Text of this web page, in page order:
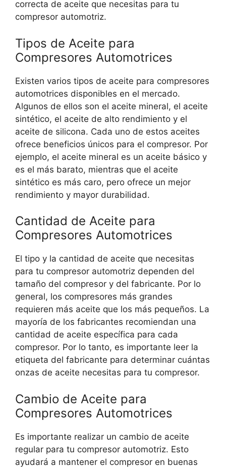
correcta de aceite que necesitas para tu
compresor automotriz.
Tipos de Aceite para
Compresores Automotrices
Existen varios tipos de aceite para compresores
automotrices disponibles en el mercado.
Algunos de ellos son el aceite mineral, el aceite
sintético, el aceite de alto rendimiento y el
aceite de silicona. Cada uno de estos aceites
ofrece beneficios únicos para el compresor. Por
ejemplo, el aceite mineral es un aceite básico y
es el más barato, mientras que el aceite
sintético es más caro, pero ofrece un mejor
rendimiento y mayor durabilidad.
Cantidad de Aceite para
Compresores Automotrices
El tipo y la cantidad de aceite que necesitas
para tu compresor automotriz dependen del
tamaño del compresor y del fabricante. Por lo
general, los compresores más grandes
requieren más aceite que los más pequeños. La
mayoría de los fabricantes recomiendan una
cantidad de aceite específica para cada
compresor. Por lo tanto, es importante leer la
etiqueta del fabricante para determinar cuántas
onzas de aceite necesitas para tu compresor.
Cambio de Aceite para
Compresores Automotrices
Es importante realizar un cambio de aceite
regular para tu compresor automotriz. Esto
ayudará a mantener el compresor en buenas